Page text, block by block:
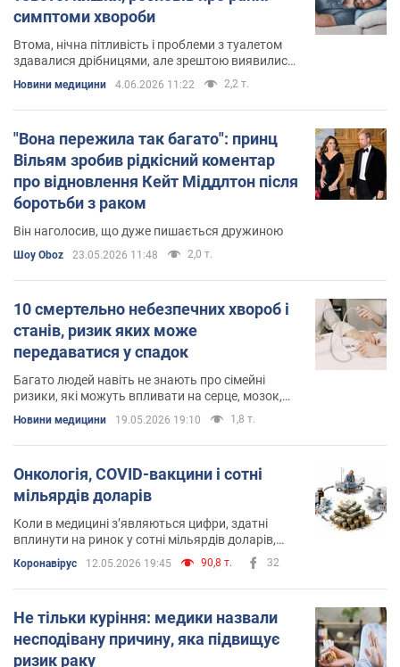
симптоми хвороби
Втома, нічна пітливість і проблеми з туалетом
здавалися дрібницями, але зрештою виявилися
ознаками небезпечного захворювання
Новини медицини 4.06.2026 11:22 2,2 т.
"Вона пережила так багато": принц
Вільям зробив рідкісний коментар
про відновлення Кейт Міддлтон після
боротьби з раком
Він наголосив, що дуже пишається дружиною
Шоу Oboz 23.05.2026 11:48 2,0 т.
10 смертельно небезпечних хвороб і
станів, ризик яких може
передаватися у спадок
Багато людей навіть не знають про сімейні
ризики, які можуть впливати на серце, мозок,
Новини медицини 19.05.2026 19:10 1,8 т.
Онкологія, COVID-вакцини і сотні
мільярдів доларів
Коли в медицині з’являються цифри, здатні
вплинути на ринок у сотні мільярдів доларів,
розмова дуже швидко перестає бути лише про
науку
Коронавірус 12.05.2026 19:45 90,8 т. 32
Не тільки куріння: медики назвали
несподівану причину, яка підвищує
ризик раку